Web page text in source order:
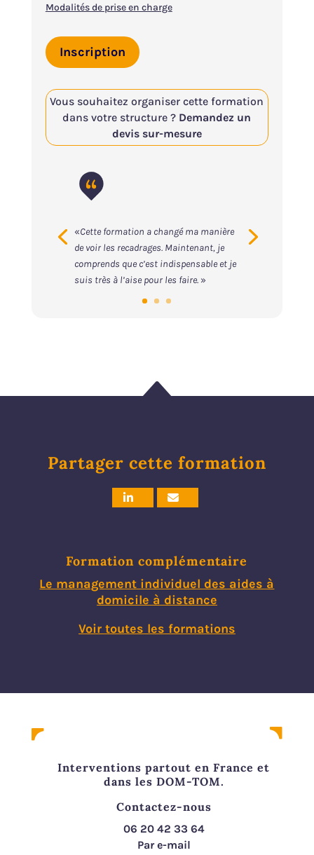
Modalités de prise en charge
Inscription
Vous souhaitez organiser cette formation
dans votre structure ? Demandez un
devis sur-mesure
«Cette formation a changé ma manière
de voir les recadrages. Maintenant, je
comprends que c’est indispensable et je
suis très à l’aise pour les faire. »
B
Partager cette formation
Formation complémentaire
Le management individuel des aides à
domicile à distance
Voir toutes les formations
Interventions partout en France et
dans les DOM-TOM.
Contactez-nous
06 20 42 33 64
Par e-mail